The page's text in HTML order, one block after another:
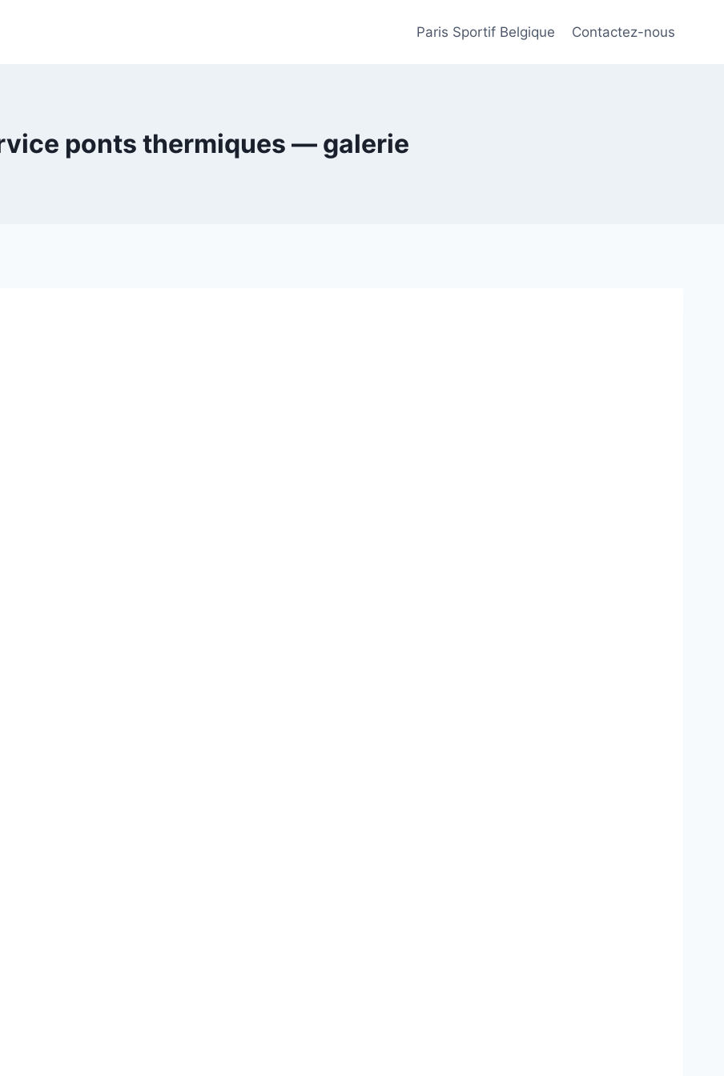
Paris Sportif Belgique Contactez-nous
ponts thermiques — galerie